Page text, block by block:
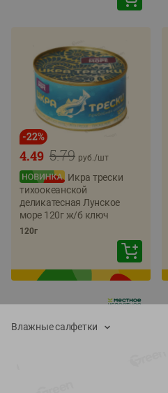
-22%
5.79
4.49 руб./шт
Икра трески
тихоокеанской
деликатесная Лунское
море 120г ж/б ключ
120г
Влажные салфетки